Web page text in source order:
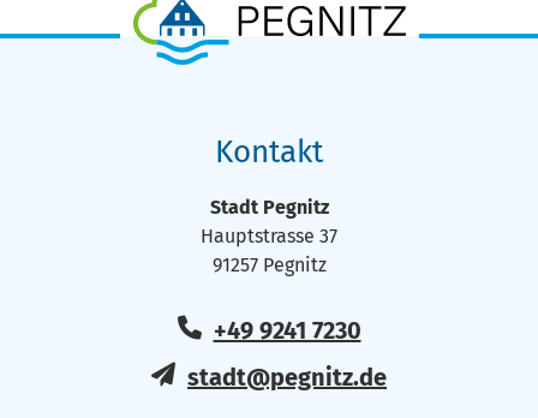
Kontakt
Stadt Pegnitz
Hauptstrasse 37
91257 Pegnitz
+49 9241 7230
stadt@pegnitz.de